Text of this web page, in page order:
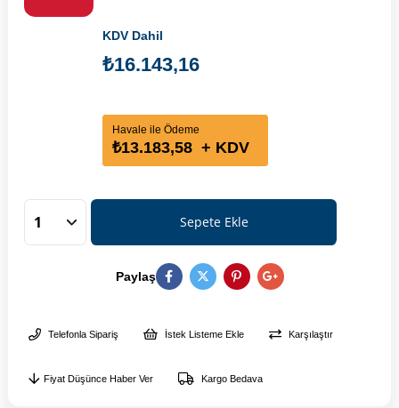
KDV Dahil
₺16.143,16
Havale ile Ödeme
₺13.183,58 + KDV
Paylaş
Telefonla Sipariş İstek Listeme Ekle Karşılaştır
Fiyat Düşünce Haber Ver Kargo Bedava